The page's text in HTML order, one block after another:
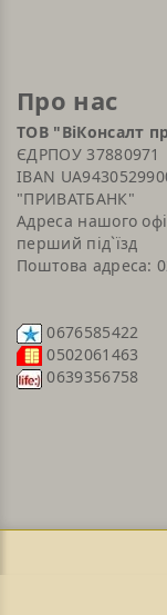
Про нас
ТОВ "ВіКонсалт
ЄДРПОУ 37880971
IBAN
"ПРИВАТБАНК"
Адреса нашого
перший під`їзд
Поштова адреса:
0676585422
0502061463
0639356758